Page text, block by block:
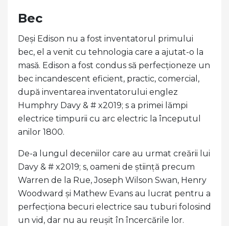
Bec
Deși Edison nu a fost inventatorul primului
bec, el a venit cu tehnologia care a ajutat-o ​​la
masă. Edison a fost condus să perfecționeze un
bec incandescent eficient, practic, comercial,
după inventarea inventatorului englez
Humphry Davy & # x2019; s a primei lămpi
electrice timpurii cu arc electric la începutul
anilor 1800.
De-a lungul deceniilor care au urmat creării lui
Davy & # x2019; s, oameni de știință precum
Warren de la Rue, Joseph Wilson Swan, Henry
Woodward și Mathew Evans au lucrat pentru a
perfecționa becuri electrice sau tuburi folosind
un vid, dar nu au reușit în încercările lor.